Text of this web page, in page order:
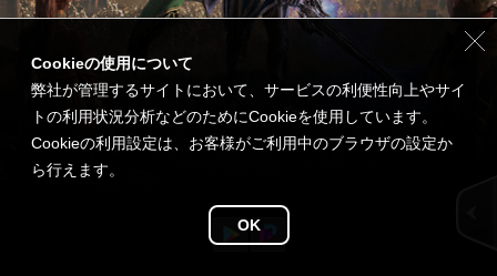
Cookieの使用について
弊社が管理するサイトにおいて、サービスの利便性向上やサイ
トの利用状況分析などのためにCookieを使用しています。
Cookieの利用設定は、お客様がご利用中のブラウザの設定か
ら行えます。
OK